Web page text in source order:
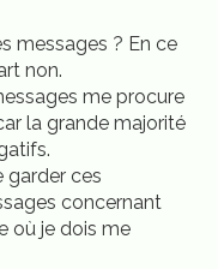
messages ? En ce
non.
me procure
la grande majorité
garder ces
concernant
où je dois me